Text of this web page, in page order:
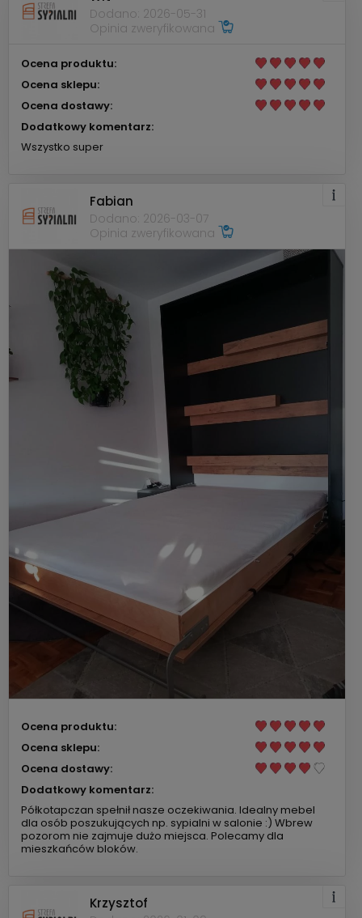
Dodano: 2026-05-31
Opinia zweryfikowana
Ocena produktu:
Ocena sklepu:
Ocena dostawy:
Dodatkowy komentarz:
Wszystko super
Fabian
Dodano: 2026-03-07
Opinia zweryfikowana
Ocena produktu:
Ocena sklepu:
Ocena dostawy:
Dodatkowy komentarz:
Półkotapczan spełnił nasze oczekiwania. Idealny mebel
dla osób poszukujących np. sypialni w salonie :) Wbrew
pozorom nie zajmuje dużo miejsca. Polecamy dla
mieszkańców bloków.
Krzysztof